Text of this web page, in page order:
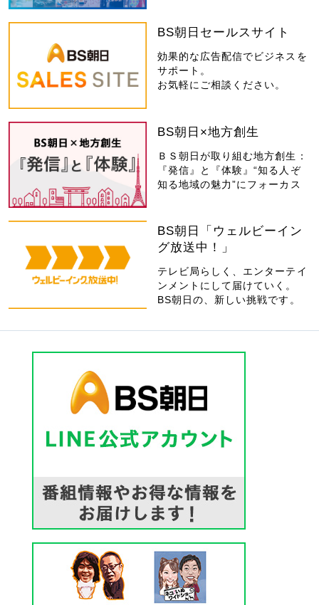
BS朝日セールスサイト
効果的な広告配信でビジネスを
サポート。
お気軽にご相談ください。
BS朝日×地方創生
ＢＳ朝日が取り組む地方創生：
『発信』と『体験』“知る人ぞ
知る地域の魅力”にフォーカス
BS朝日「ウェルビーイン
グ放送中！」
テレビ局らしく、エンターテイ
ンメントにして届けていく。
BS朝日の、新しい挑戦です。